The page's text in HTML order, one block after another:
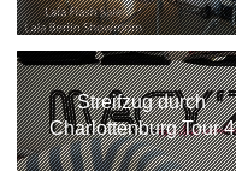
Streifzug durch
Charlottenburg Tour 4